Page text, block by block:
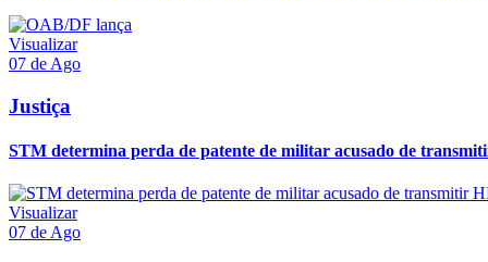
Visualizar
07 de Ago
Justiça
STM determina perda de patente de militar acusado de
Visualizar
07 de Ago